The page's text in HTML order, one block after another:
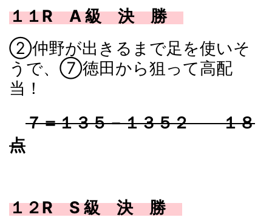
１１R A 級 決 勝
②仲野が出きるまで足を使いそ
うで、⑦徳田から狙って高配
当！
７＝１３５－１３５２ １８
点
１２R S 級 決 勝